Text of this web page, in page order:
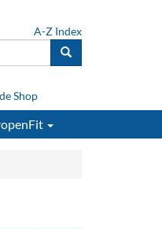
A-Z Index
Shop